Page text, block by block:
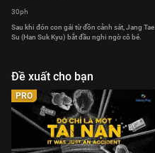
30ph
Sau khi đón con gái từ đồn cảnh sát, Jang Tae
Su (Han Suk Kyu) bắt đầu nghi ngờ cô bé.
Đề xuất cho bạn
PRO